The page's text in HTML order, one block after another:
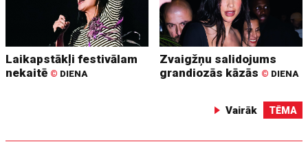
Laikapstākļi festivālam
nekaitē © DIENA
Zvaigžņu salidojums
grandiozās kāzās © DIENA
Vairāk TĒMA